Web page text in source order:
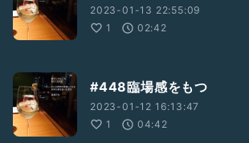
2023-01-13 22:55:09
1
02:42
#448臨場感をもつ
2023-01-12 16:13:47
1
04:42